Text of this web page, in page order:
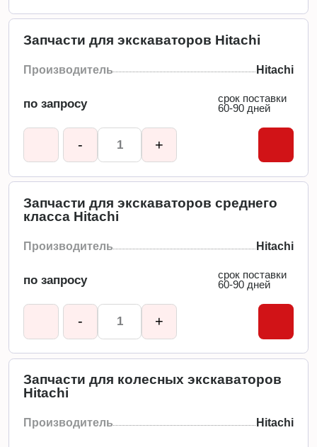
Запчасти для экскаваторов Hitachi
Производитель Hitachi
по запросу
срок поставки
60-90 дней
- +
Запчасти для экскаваторов среднего
класса Hitachi
Производитель Hitachi
по запросу
срок поставки
60-90 дней
- +
Запчасти для колесных экскаваторов
Hitachi
Производитель Hitachi